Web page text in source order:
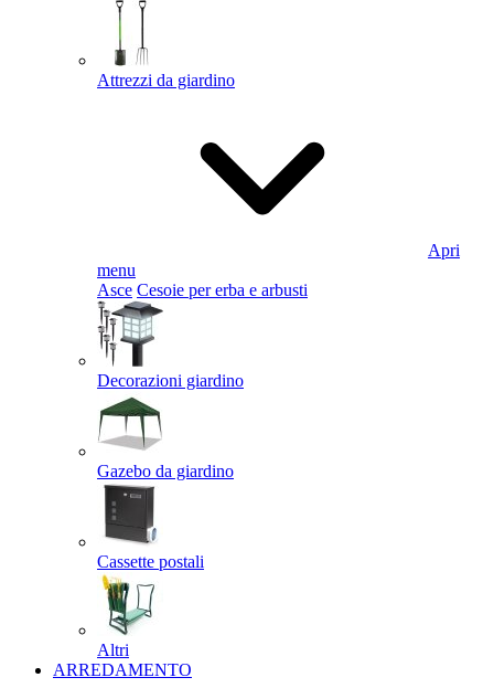
Attrezzi da giardino
Apri
menu
Asce Cesoie per erba e arbusti
Decorazioni giardino
Gazebo da giardino
Cassette postali
Altri
ARREDAMENTO